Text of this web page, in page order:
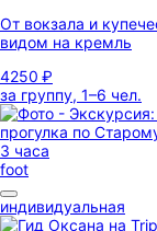
От вокзала и
видом на кремль
4250 ₽
за группу, 1–6 чел.
3 часа
foot
индивидуальная